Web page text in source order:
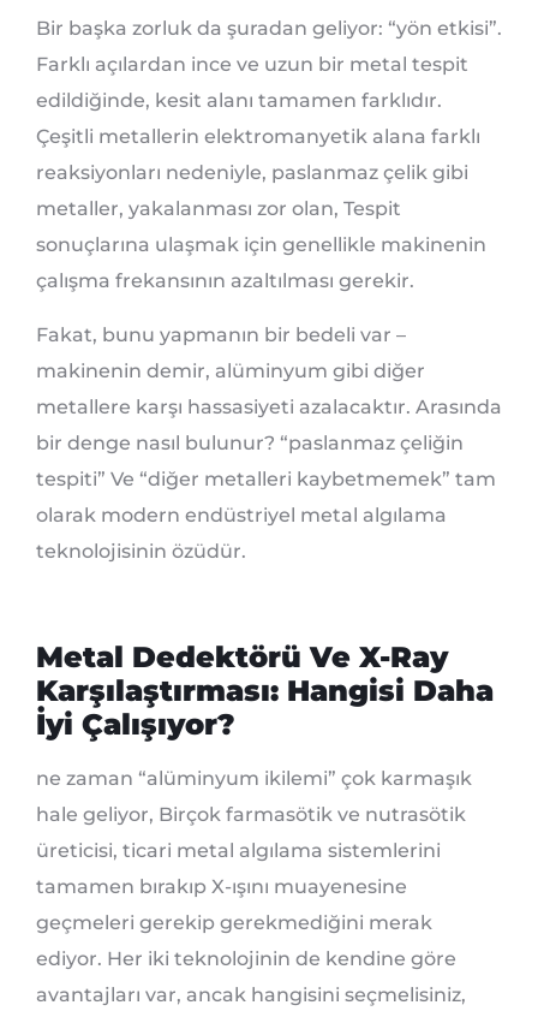
Bir başka zorluk da şuradan geliyor: “yön etkisi”.
Farklı açılardan ince ve uzun bir metal tespit
edildiğinde, kesit alanı tamamen farklıdır.
Çeşitli metallerin elektromanyetik alana farklı
reaksiyonları nedeniyle, paslanmaz çelik gibi
metaller, yakalanması zor olan, Tespit
sonuçlarına ulaşmak için genellikle makinenin
çalışma frekansının azaltılması gerekir.
Fakat, bunu yapmanın bir bedeli var –
makinenin demir, alüminyum gibi diğer
metallere karşı hassasiyeti azalacaktır. Arasında
bir denge nasıl bulunur? “paslanmaz çeliğin
tespiti” Ve “diğer metalleri kaybetmemek” tam
olarak modern endüstriyel metal algılama
teknolojisinin özüdür.
Metal Dedektörü Ve X-Ray
Karşılaştırması: Hangisi Daha
İyi Çalışıyor?
ne zaman “alüminyum ikilemi” çok karmaşık
hale geliyor, Birçok farmasötik ve nutrasötik
üreticisi, ticari metal algılama sistemlerini
tamamen bırakıp X-ışını muayenesine
geçmeleri gerekip gerekmediğini merak
ediyor. Her iki teknolojinin de kendine göre
avantajları var, ancak hangisini seçmelisiniz,